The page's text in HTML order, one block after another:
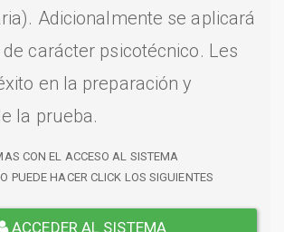
Adicionalmente se aplicará
carácter psicotécnico. Les
en la preparación y
la prueba.
CON EL ACCESO AL SISTEMA
PUEDE HACER CLICK LOS SIGUIENTES
ACCEDER AL SISTEMA